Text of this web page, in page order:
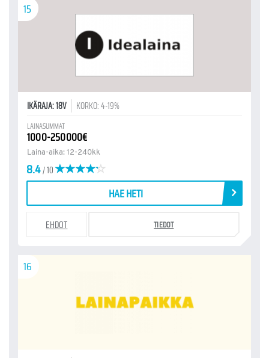
15
IKÄRAJA: 18V KORKO: 4-19%
LAINASUMMAT
1000-250000€
Laina-aika: 12-240kk
8.4/ 10
HAE HETI
EHDOT TIEDOT
16